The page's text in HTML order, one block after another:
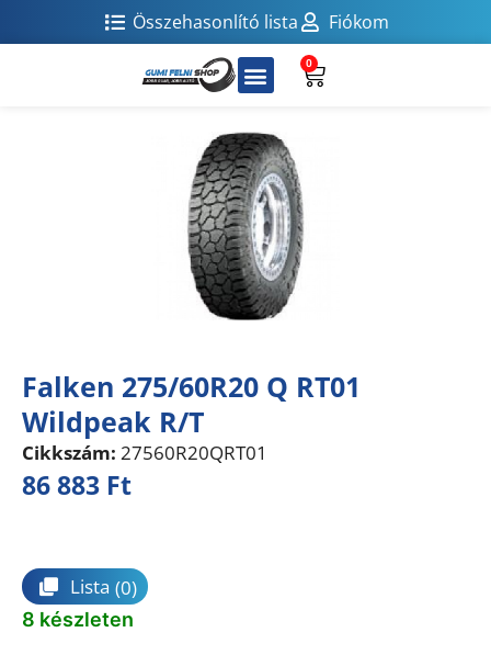
Összehasonlító lista Fiókom
0
Falken 275/60R20 Q RT01
Wildpeak R/T
Cikkszám: 27560R20QRT01
86 883 Ft
Lista (0)
8 készleten